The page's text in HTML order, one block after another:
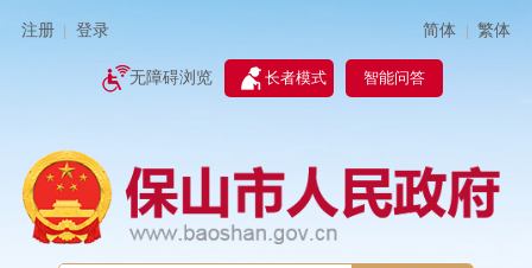
注册 登录 简体 | 繁体
无障碍浏览 长者模式 智能问答